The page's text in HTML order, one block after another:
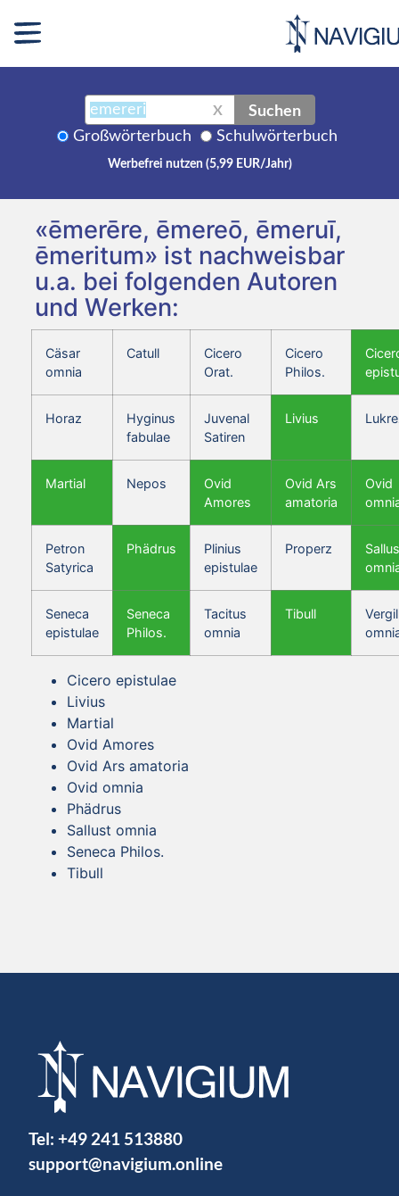
X Suchen
Großwörterbuch Schulwörterbuch
Werbefrei nutzen (5,99 EUR/Jahr)
«ēmerēre, ēmereō, ēmeruī,
ēmeritum» ist nachweisbar
u.a. bei folgenden Autoren
und Werken:
Cäsar
omnia
Catull
Cicero
Orat.
Cicero
Philos.
Horaz
Hyginus
fabulae
Juvenal
Satiren
Livius
Martial Nepos
Ovid
Amores
Ovid Ars
amatoria
Ovid
Petron
Satyrica
Phädrus
Plinius
epistulae
Properz
Seneca
epistulae
Seneca
Philos.
Tacitus
omnia
Tibull
Vergil
Cicero epistulae
Livius
Martial
Ovid Amores
Ovid Ars amatoria
Ovid omnia
Phädrus
Sallust omnia
Seneca Philos.
Tibull
Tel: +49 241 513880
support@navigium.online